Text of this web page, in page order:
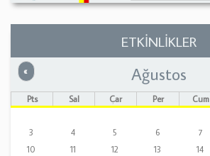
ETKİNLİKLER
« Önceki Ağustos
Pts Sal Çar Per Cum
3
4 5 6 7
10
11 12 13 14